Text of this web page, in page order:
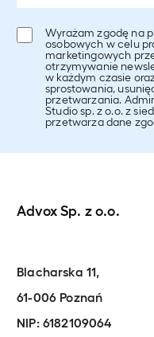
Advox Sp. z o.o.
Blacharska 11,
61-006 Poznań
NIP: 6182109064
Wyrażam zgodę na
osobowych w celu
marketingowych
otrzymywanie
w każdym czasie
sprostowania,
przetwarzania.
Studio sp. z o.o. z
przetwarza dane